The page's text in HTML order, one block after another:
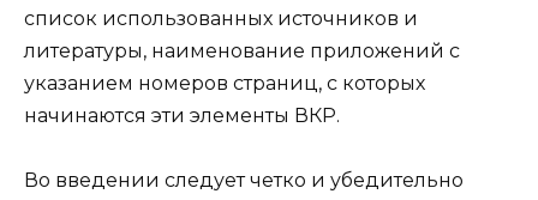
список использованных источников и
литературы, наименование приложений с
указанием номеров страниц, с которых
начинаются эти элементы ВКР.
Во введении следует четко и убедительно